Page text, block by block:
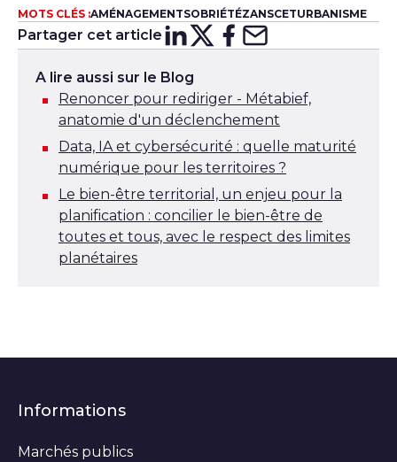
MOTS CLÉS :AMÉNAGEMENTSOBRIÉTÉZANSCETURBANISME
Partager cet article Partager sur
Partager surX
Partager
Partager
A lire aussi sur le Blog
Renoncer pour rediriger - Métabief,
anatomie d'un déclenchement
Data, IA et cybersécurité : quelle maturité
numérique pour les territoires ?
Le bien-être territorial, un enjeu pour la
planification : concilier le bien-être de
toutes et tous, avec le respect des limites
planétaires
Informations
Marchés publics